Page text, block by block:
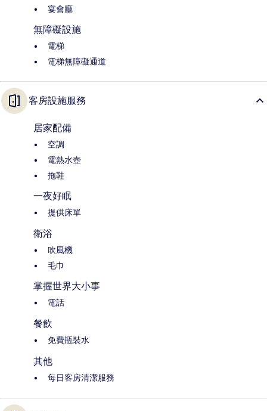
宴會廳
無障礙設施
電梯
電梯無障礙通道
客房設施服務
居家配備
空調
電熱水壺
拖鞋
一夜好眠
提供床單
衛浴
吹風機
毛巾
掌握世界大小事
電話
餐飲
免費瓶裝水
其他
每日客房清潔服務